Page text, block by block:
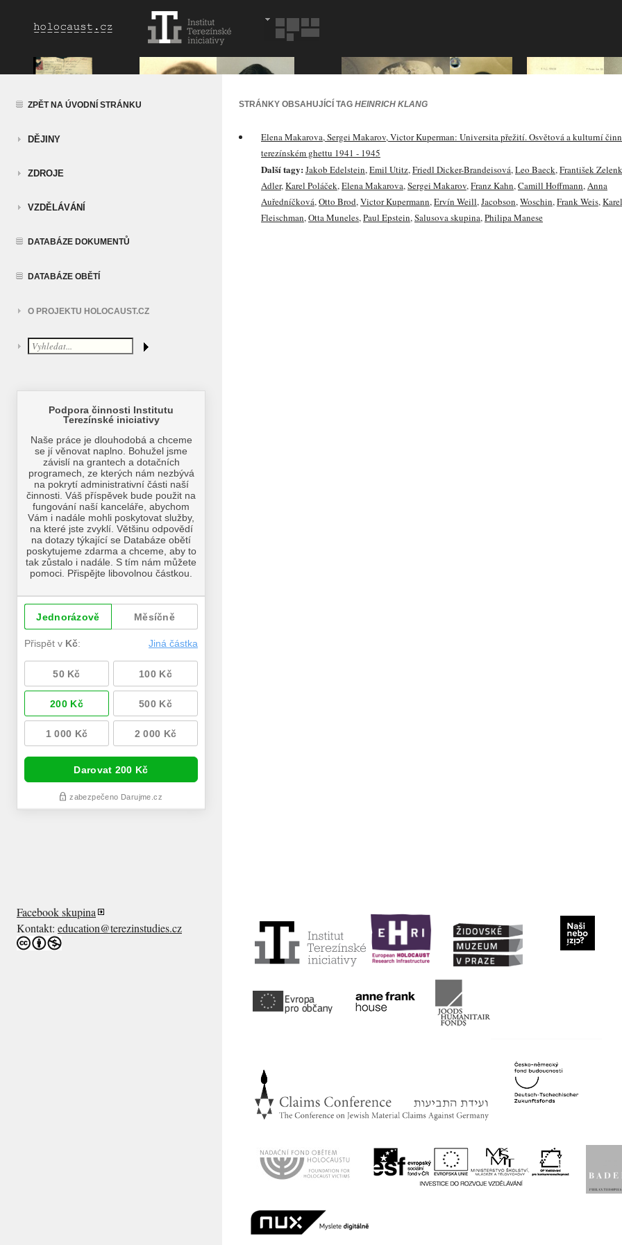
ZPĚT NA ÚVODNÍ STRÁNKU
DĚJINY
ZDROJE
VZDĚLÁVÁNÍ
DATABÁZE DOKUMENTŮ
DATABÁZE OBĚTÍ
O PROJEKTU HOLOCAUST.CZ
STRÁNKY OBSAHUJÍCÍ TAG HEINRICH KLANG
Elena Makarova, Sergei Makarov, Victor Kuperman: Universita přežití. Osvětová a kulturní
terezínském ghettu 1941 - 1945
Další tagy: Jakob Edelstein,Emil Utitz,Friedl Dicker-Brandeisová,Leo Baeck,František
Adler,Karel Poláček,Elena Makarova,Sergei Makarov,Franz Kahn,Camill Hoffmann,Anna
Auředníčková,Otto Brod,Victor Kupermann,Ervín Weill,Jacobson,Woschin,Frank Weis,Karel
Fleischman,Otta Muneles,Paul Epstein,Salusova skupina,Philipa Manese
Facebook skupina
Kontakt: education@terezinstudies.cz